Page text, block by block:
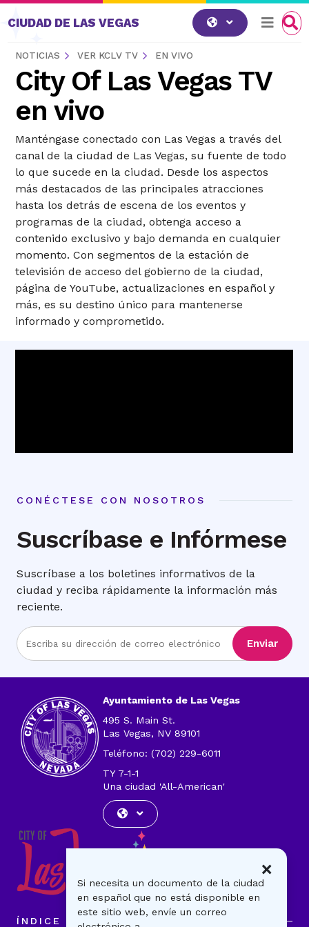
Saltar al contenido
CIUDAD DE LAS VEGAS
NOTICIAS VER KCLV TV EN VIVO
City Of Las Vegas TV
en vivo
Manténgase conectado con Las Vegas a través del
canal de la ciudad de Las Vegas, su fuente de todo
lo que sucede en la ciudad. Desde los aspectos
más destacados de las principales atracciones
hasta los detrás de escena de los eventos y
programas de la ciudad, obtenga acceso a
contenido exclusivo y bajo demanda en cualquier
momento. Con segmentos de la estación de
televisión de acceso del gobierno de la ciudad,
página de YouTube, actualizaciones en español y
más, es su destino único para mantenerse
informado y comprometido.
CONÉCTESE CON NOSOTROS
Suscríbase e Infórmese
Suscríbase a los boletines informativos de la
ciudad y reciba rápidamente la información más
reciente.
Ingrese
la
correo
electrónico
Enviar
Ayuntamiento de Las Vegas
495 S. Main St.
Las Vegas, NV 89101
Teléfono: (702) 229-6011
TY 7-1-1
Una ciudad 'All-American'
ÍNDICE
Si necesita un documento de la ciudad
en español que no está disponible en
este sitio web, envíe un correo
×